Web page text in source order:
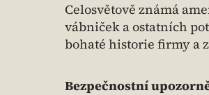
Celosvětově známá
vábniček a ostatních
bohaté historie firmy a
Bezpečnostní